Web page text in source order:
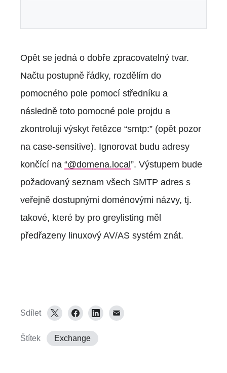
Opět se jedná o dobře zpracovatelný tvar.
Načtu postupně řádky, rozdělím do
pomocného pole pomocí středníku a
následně toto pomocné pole projdu a
zkontroluji výskyt řetězce “smtp:” (opět pozor
na case-sensitive). Ignorovat budu adresy
končící na “@domena.local”. Výstupem bude
požadovaný seznam všech SMTP adres s
veřejně dostupnými doménovými názvy, tj.
takové, které by pro greylisting měl
předřazeny linuxový AV/AS systém znát.
Sdílet
Štítek Exchange